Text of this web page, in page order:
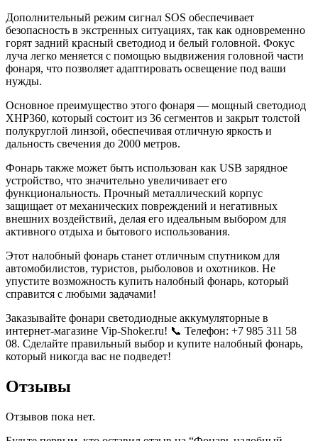
Дополнительный режим сигнал SOS обеспечивает
безопасность в экстренных ситуациях, так как одновременно
горят задний красный светодиод и белый головной. Фокус
луча легко меняется с помощью выдвижения головной части
фонаря, что позволяет адаптировать освещение под ваши
нужды.
Основное преимущество этого фонаря — мощный светодиод
XHP360, который состоит из 36 сегментов и закрыт толстой
полукруглой линзой, обеспечивая отличную яркость и
дальность свечения до 2000 метров.
Фонарь также может быть использован как USB зарядное
устройство, что значительно увеличивает его
функциональность. Прочный металлический корпус
защищает от механических повреждений и негативных
внешних воздействий, делая его идеальным выбором для
активного отдыха и бытового использования.
Этот налобный фонарь станет отличным спутником для
автомобилистов, туристов, рыболовов и охотников. Не
упустите возможность купить налобный фонарь, который
справится с любыми задачами!
Заказывайте фонари светодиодные аккумуляторные в
интернет-магазине Vip-Shoker.ru! 📞 Телефон: +7 985 311 58
08. Сделайте правильный выбор и купите налобный фонарь,
который никогда вас не подведет!
Отзывы
Отзывов пока нет.